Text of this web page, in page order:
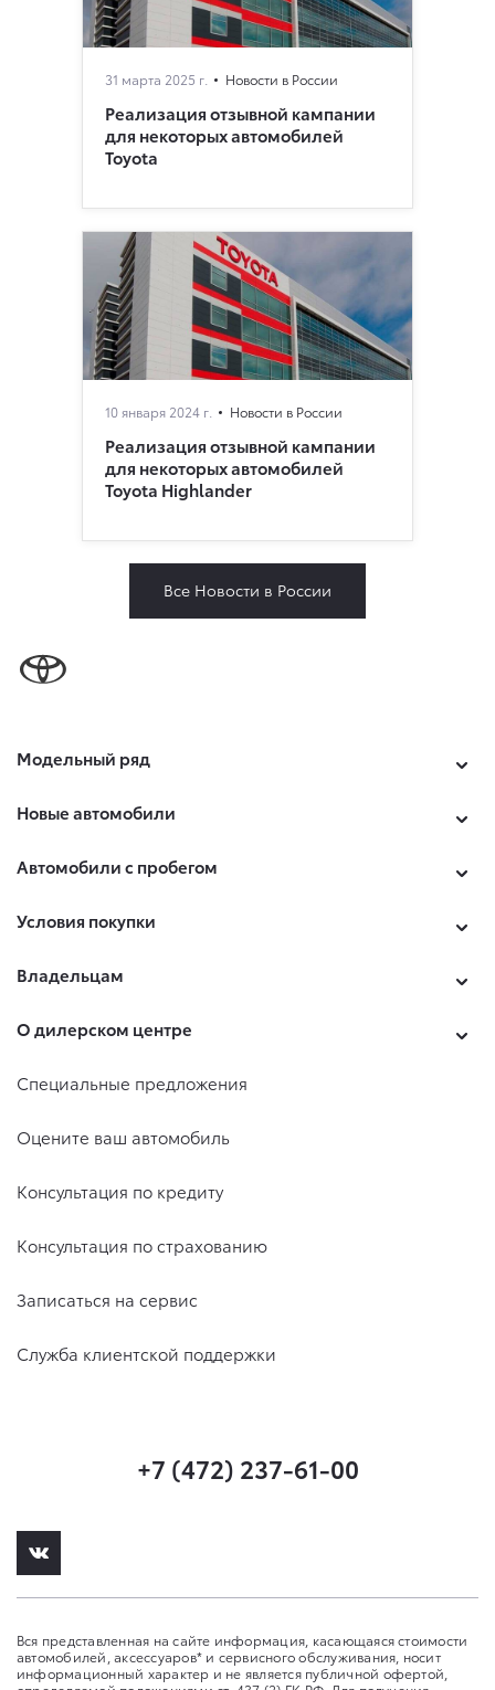
31 марта 2025 г. Новости в России
Реализация отзывной кампании
для некоторых автомобилей
Toyota
10 января 2024 г. Новости в России
Реализация отзывной кампании
для некоторых автомобилей
Toyota Highlander
Все Новости в России
Модельный ряд
Новые автомобили
Автомобили с пробегом
Условия покупки
Владельцам
О дилерском центре
Специальные предложения
Оцените ваш автомобиль
Консультация по кредиту
Консультация по страхованию
Записаться на сервис
Служба клиентской поддержки
+7 (472) 237-61-00
Вся представленная на сайте информация, касающаяся стоимости
автомобилей, аксессуаров* и сервисного обслуживания, носит
информационный характер и не является публичной офертой,